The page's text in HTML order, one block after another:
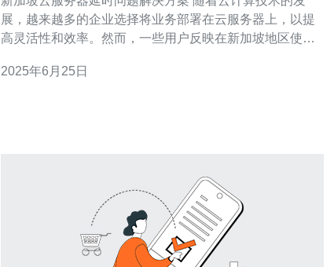
展，越来越多的企业选择将业务部署在云服务器上，以提
高灵活性和效率。然而，一些用户反映在新加坡地区使用
加坡地区云服务器延时问题的根本原因可能包括网络拥
2025年6月25日